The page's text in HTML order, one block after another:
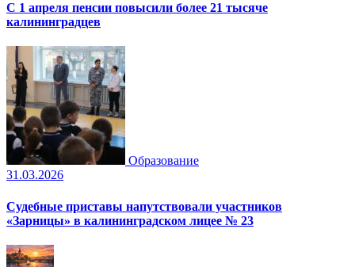
С 1 апреля пенсии повысили более 21 тысяче
калининградцев
Образование
31.03.2026
Судебные приставы напутствовали участников
«Зарницы» в калининградском лицее № 23